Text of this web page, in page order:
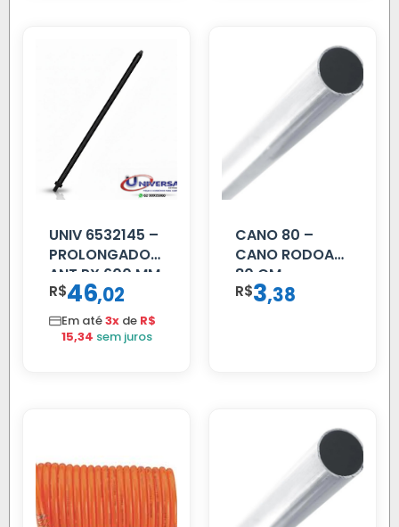
UNIV 6532145 –
PROLONGADOR
ANT PX 600 MM
FIBRA PRETA
R$46,02
Em até3x de R$
15,34 sem juros
CANO 80 –
CANO RODOAR
80 CM
R$3,38